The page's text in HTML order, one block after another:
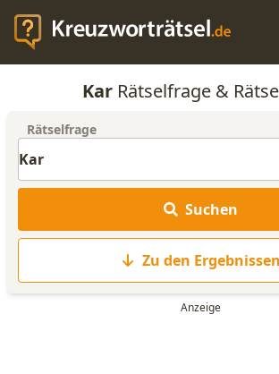
KREUZWORTRÄTSEL-
ANAGRAMM-
KarRätselfrage &
Rätselfrage
Suchen
Zu den Ergebnissen